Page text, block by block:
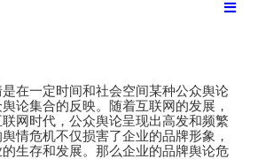
在一定时间和社会空间某种公众舆论
论集合的反映。随着互联网的发展，
网时代，公众舆论呈现出高发和频繁
情危机不仅损害了企业的品牌形象，
生存和发展。那么企业的品牌舆论危